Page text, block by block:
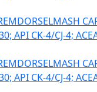
API CK-4/CJ-4;
API CK-4/CJ-4;